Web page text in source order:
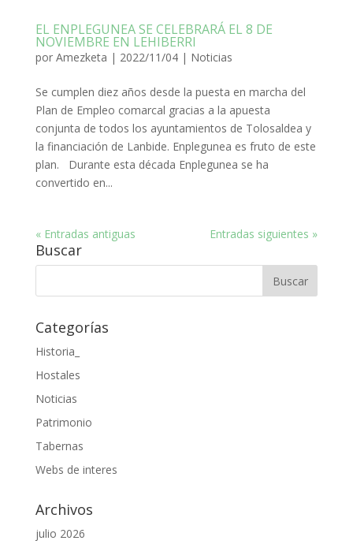
EL ENPLEGUNEA SE CELEBRARÁ EL 8 DE
NOVIEMBRE EN LEHIBERRI
por Amezketa | 2022/11/04| Noticias
Se cumplen diez años desde la puesta en marcha del
Plan de Empleo comarcal gracias a la apuesta
conjunta de todos los ayuntamientos de Tolosaldea y
la financiación de Lanbide. Enplegunea es fruto de este
plan. Durante esta década Enplegunea se ha
convertido en...
« Entradas antiguas Entradas siguientes »
Buscar
Categorías
Historia_
Hostales
Noticias
Patrimonio
Tabernas
Webs de interes
Archivos
julio 2026